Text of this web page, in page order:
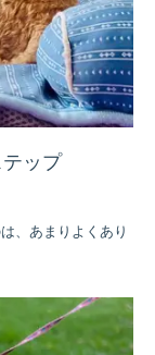
ップ
、あまりよくあり